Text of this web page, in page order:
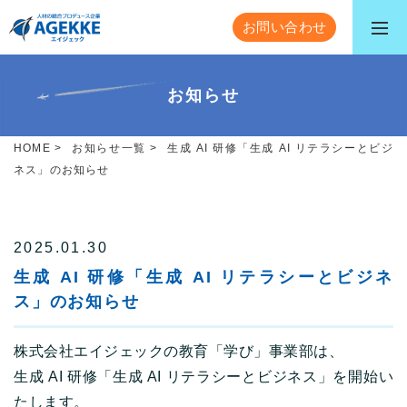
お問い合わせ
お知らせ
HOME > お知らせ一覧 >
生成 AI 研修「生成 AI リテラシーとビジ
ネス」のお知らせ
2025.01.30
生成 AI 研修「生成 AI リテラシーとビジネ
ス」のお知らせ
株式会社エイジェックの教育「学び」事業部は、
生成 AI 研修「生成 AI リテラシーとビジネス」を開始い
たします。